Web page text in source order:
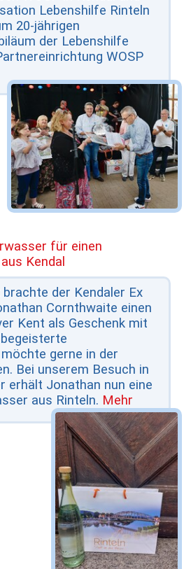
Lebenshilfe Rinteln
20-jährigen
der Lebenshilfe
WOSP
für einen
Kendal
der Kendaler Ex
Cornthwaite einen
Kent als Geschenk mit
gerne in der
Bei unserem Besuch in
erhält Jonathan nun eine
aus Rinteln. Mehr